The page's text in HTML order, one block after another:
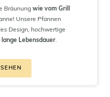
Bräunung wie vom Grill
Unsere Pfannen
Design, hochwertige
lange Lebensdauer.